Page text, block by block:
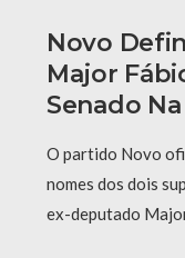
Novo
Major
Senado
O partido Novo
nomes dos dois
ex-deputado